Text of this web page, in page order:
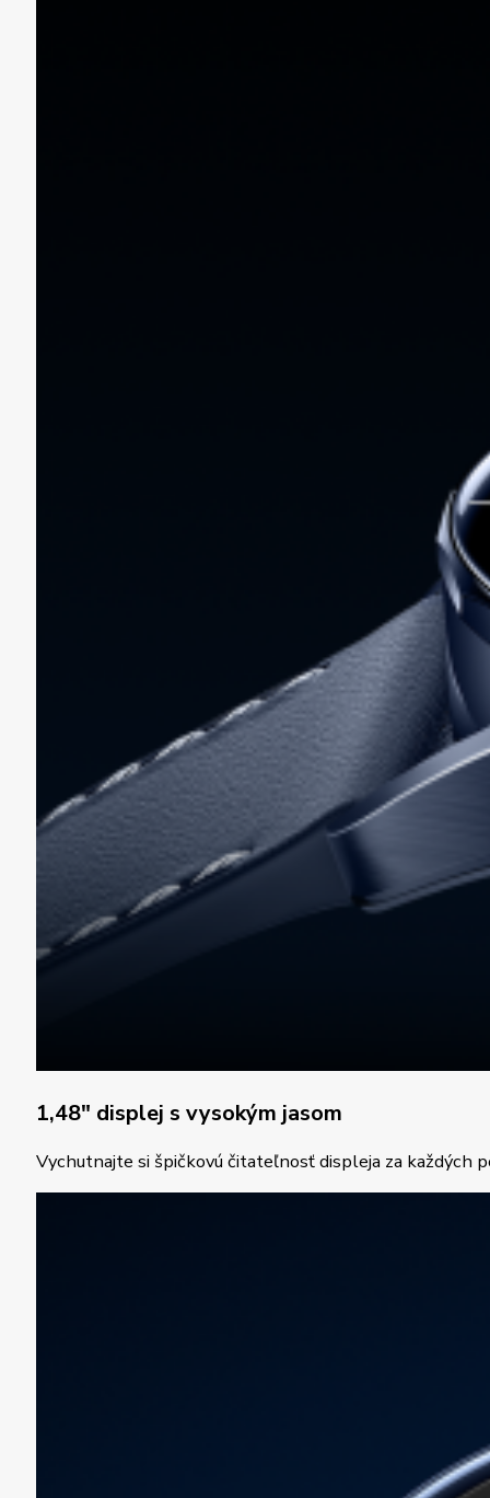
1,48″ displej s vysokým jasom
Vychutnajte si špičkovú čitateľnosť displeja za každých